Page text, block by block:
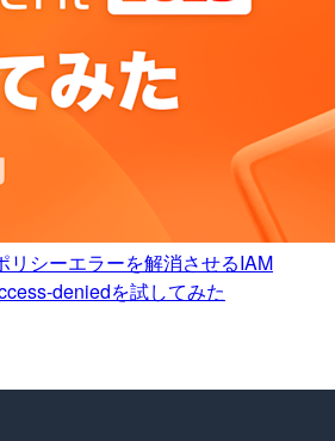
リシーエラーを解消させるIAM
deniedを試してみた